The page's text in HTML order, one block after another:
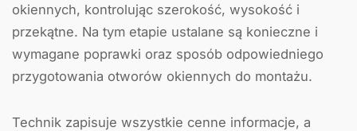
okiennych, kontrolując szerokość, wysokość i
przekątne. Na tym etapie ustalane są konieczne i
wymagane poprawki oraz sposób odpowiedniego
przygotowania otworów okiennych do montażu.
Technik zapisuje wszystkie cenne informacje, a